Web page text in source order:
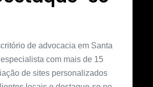
de advocacia em Santa
com mais de 15
de sites personalizados